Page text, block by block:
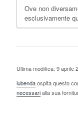
Ove non
esclusivamente
Ultima modifica: 9 aprile
iubendaospita questo
necessarialla sua